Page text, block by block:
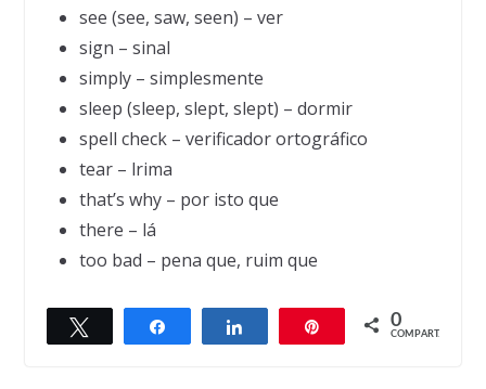
see (see, saw, seen) – ver
sign – sinal
simply – simplesmente
sleep (sleep, slept, slept) – dormir
spell check – verificador ortográfico
tear – lrima
that’s why – por isto que
there – lá
too bad – pena que, ruim que
Compartilhar Compartilhar 0
COMPART.
← Previous